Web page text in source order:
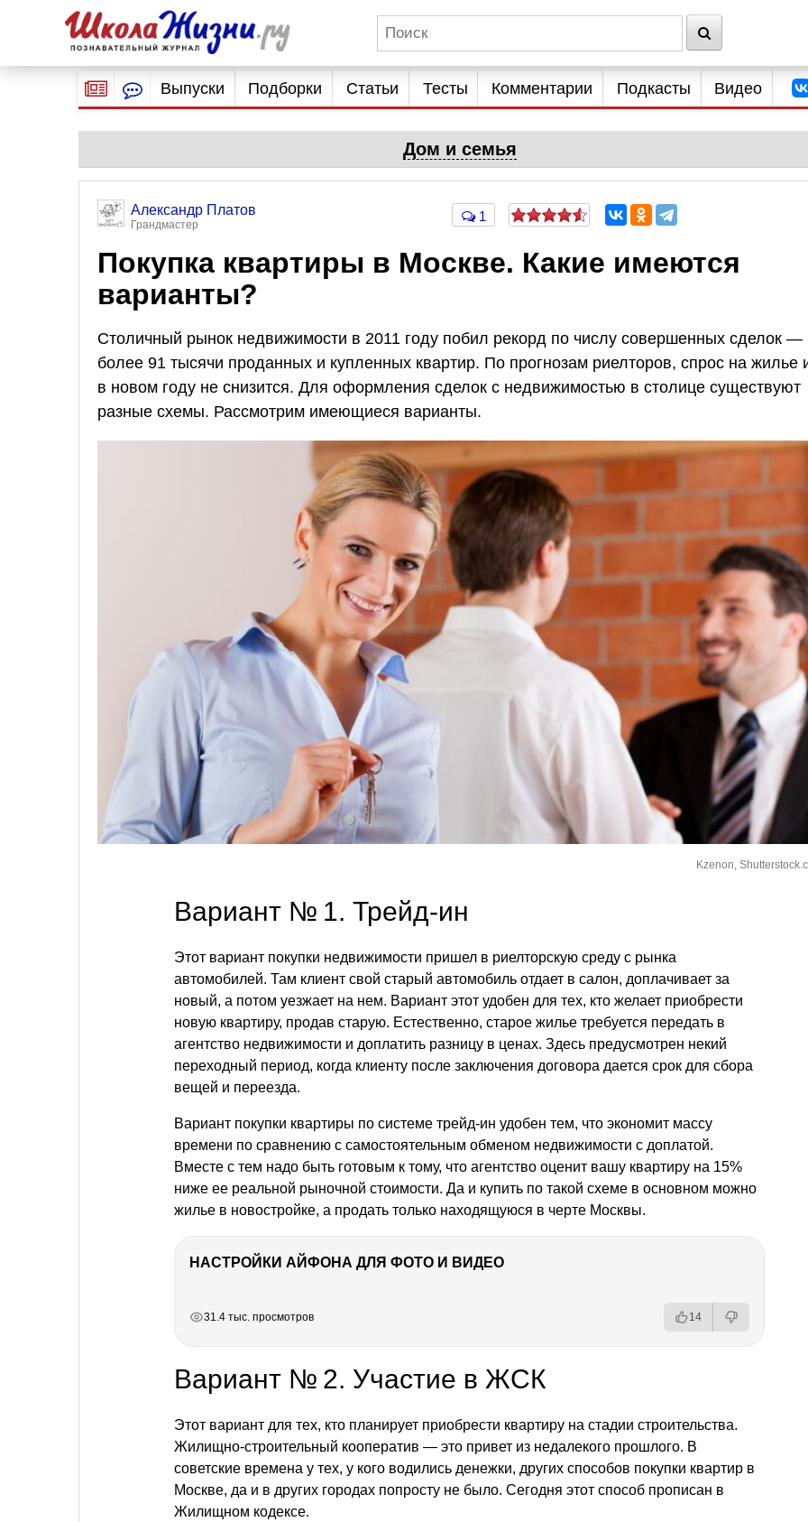
Выпуски Подборки Статьи Тесты Комментарии Подкасты Видео
Дом и семья
Александр Платов
Грандмастер
1
Покупка квартиры в Москве. Какие имеются
варианты?
Столичный рынок недвижимости в 2011 году побил рекорд по числу совершенных сделок —
более 91 тысячи проданных и купленных квартир. По прогнозам риелторов, спрос на жилье
в новом году не снизится. Для оформления сделок с недвижимостью в столице существуют
разные схемы. Рассмотрим имеющиеся варианты.
Kzenon,
Вариант № 1. Трейд-ин
Этот вариант покупки недвижимости пришел в риелторскую среду с рынка
автомобилей. Там клиент свой старый автомобиль отдает в салон, доплачивает за
новый, а потом уезжает на нем. Вариант этот удобен для тех, кто желает приобрести
новую квартиру, продав старую. Естественно, старое жилье требуется передать в
агентство недвижимости и доплатить разницу в ценах. Здесь предусмотрен некий
переходный период, когда клиенту после заключения договора дается срок для сбора
вещей и переезда.
Вариант покупки квартиры по системе трейд-ин удобен тем, что экономит массу
времени по сравнению с самостоятельным обменом недвижимости с доплатой.
Вместе с тем надо быть готовым к тому, что агентство оценит вашу квартиру на 15%
ниже ее реальной рыночной стоимости. Да и купить по такой схеме в основном можно
жилье в новостройке, а продать только находящуюся в черте Москвы.
НАСТРОЙКИ АЙФОНА ДЛЯ ФОТО И ВИДЕО
31.4 тыс. просмотров 14
Вариант № 2. Участие в ЖСК
Этот вариант для тех, кто планирует приобрести квартиру на стадии строительства.
Жилищно-строительный кооператив — это привет из недалекого прошлого. В
советские времена у тех, у кого водились денежки, других способов покупки квартир в
Москве, да и в других городах попросту не было. Сегодня этот способ прописан в
Жилищном кодексе.